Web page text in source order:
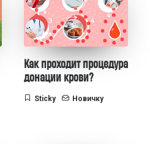
Как проходит процедура
донации крови?
Sticky Новичку